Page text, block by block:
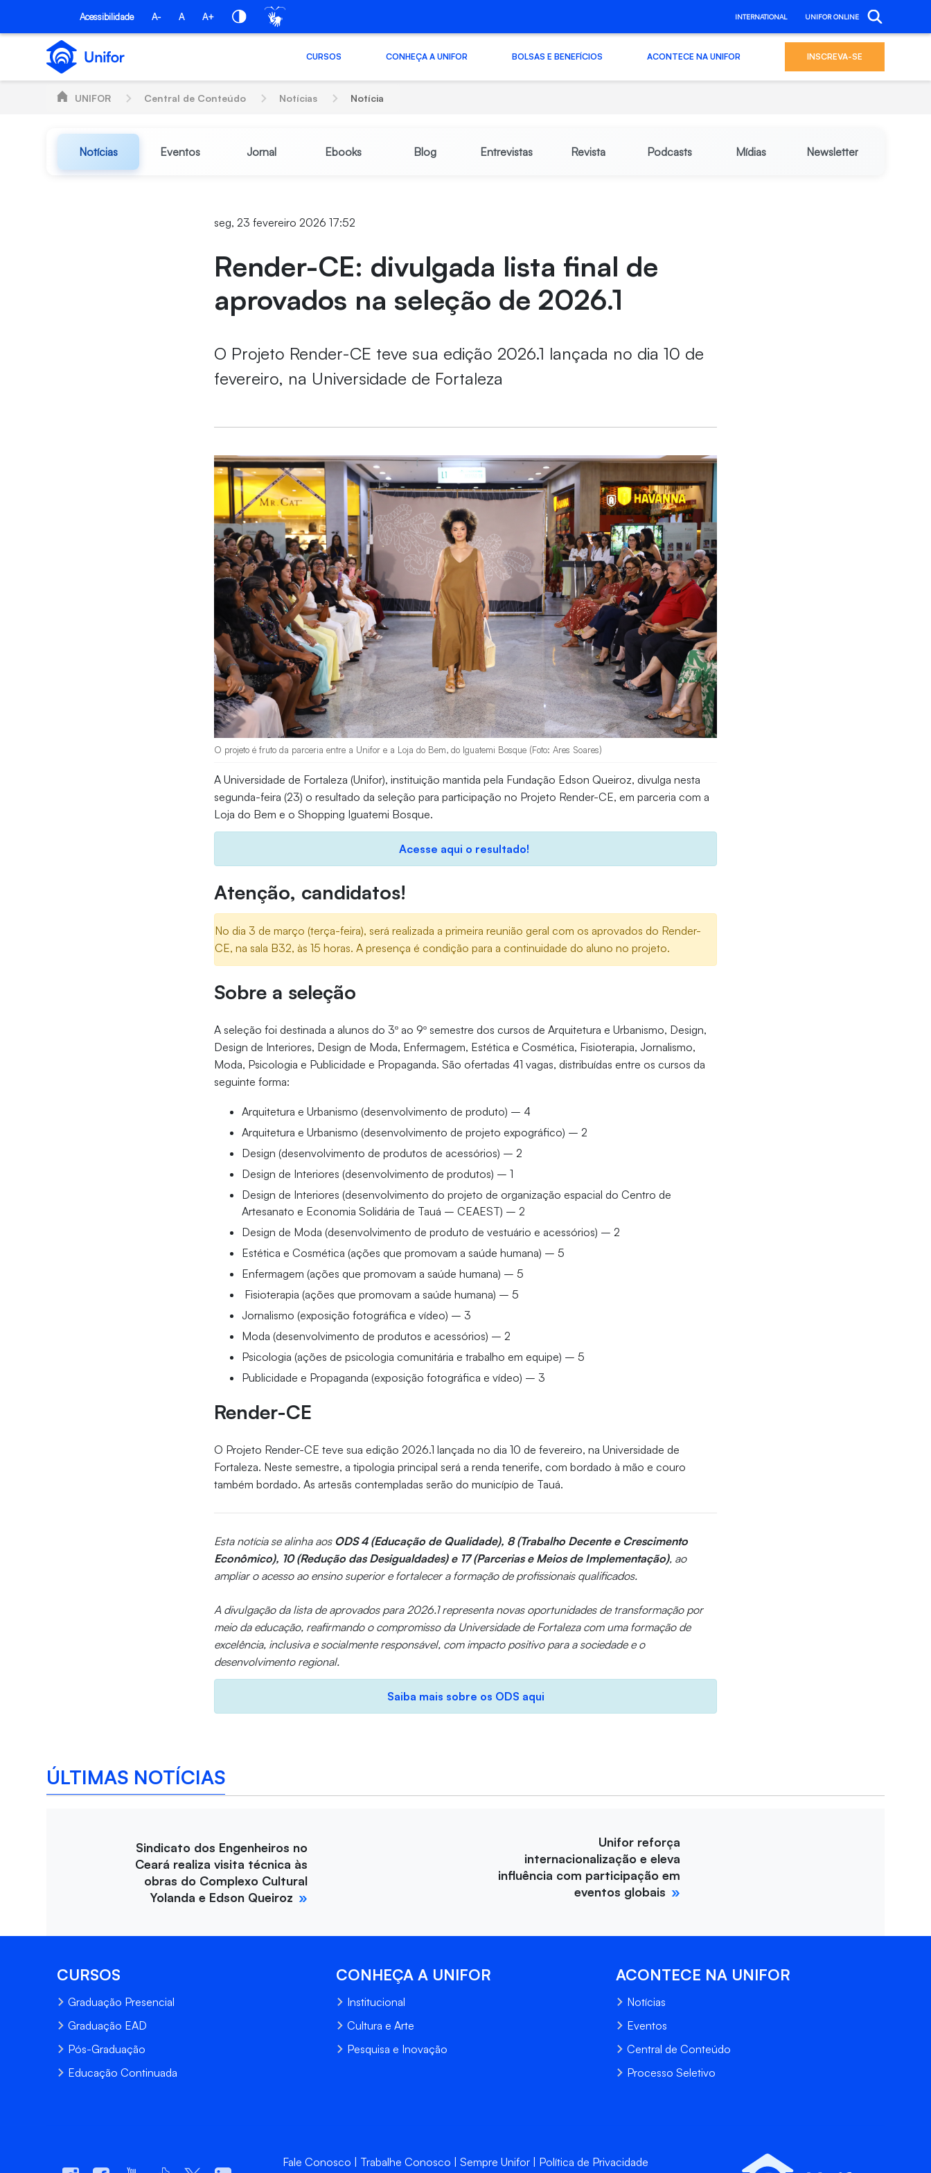
Pular para o Conteúdo principal
Acessibilidade A- A A+ INTERNATIONAL UNIFOR ONLINE
CURSOS CONHEÇA A UNIFOR BOLSAS E BENEFÍCIOS ACONTECE NA UNIFOR INSCREVA-SE
UNIFOR Central de Conteúdo Notícias Notícia
Notícias Eventos Jornal Ebooks Blog Entrevistas Revista Podcasts Mídias Newsletter
seg, 23 fevereiro 2026 17:52
Render-CE: divulgada lista final de
aprovados na seleção de 2026.1
O Projeto Render-CE teve sua edição 2026.1 lançada no dia 10 de
fevereiro, na Universidade de Fortaleza
O projeto é fruto da parceria entre a Unifor e a Loja do Bem, do Iguatemi Bosque (Foto: Ares Soares)
A Universidade de Fortaleza (Unifor), instituição mantida pela Fundação Edson Queiroz, divulga nesta
segunda-feira (23) o resultado da seleção para participação no Projeto Render-CE, em parceria com a
Loja do Bem e o Shopping Iguatemi Bosque.
Acesse aqui o resultado!
Atenção, candidatos!
No dia 3 de março (terça-feira), será realizada a primeira reunião geral com os aprovados do Render-
CE, na sala B32, às 15 horas. A presença é condição para a continuidade do aluno no projeto.
Sobre a seleção
A seleção foi destinada a alunos do 3º ao 9º semestre dos cursos de Arquitetura e Urbanismo, Design,
Design de Interiores, Design de Moda, Enfermagem, Estética e Cosmética, Fisioterapia, Jornalismo,
Moda, Psicologia e Publicidade e Propaganda. São ofertadas 41 vagas, distribuídas entre os cursos da
seguinte forma:
Arquitetura e Urbanismo (desenvolvimento de produto) – 4
Arquitetura e Urbanismo (desenvolvimento de projeto expográfico) – 2
Design (desenvolvimento de produtos de acessórios) – 2
Design de Interiores (desenvolvimento de produtos) – 1
Design de Interiores (desenvolvimento do projeto de organização espacial do Centro de
Artesanato e Economia Solidária de Tauá – CEAEST) – 2
Design de Moda (desenvolvimento de produto de vestuário e acessórios) – 2
Estética e Cosmética (ações que promovam a saúde humana) – 5
Enfermagem (ações que promovam a saúde humana) – 5
Fisioterapia (ações que promovam a saúde humana) – 5
Jornalismo (exposição fotográfica e vídeo) – 3
Moda (desenvolvimento de produtos e acessórios) – 2
Psicologia (ações de psicologia comunitária e trabalho em equipe) – 5
Publicidade e Propaganda (exposição fotográfica e vídeo) – 3
Render-CE
O Projeto Render-CE teve sua edição 2026.1 lançada no dia 10 de fevereiro, na Universidade de
Fortaleza. Neste semestre, a tipologia principal será a renda tenerife, com bordado à mão e couro
também bordado. As artesãs contempladas serão do município de Tauá.
Esta notícia se alinha aosODS 4 (Educação de Qualidade), 8 (Trabalho Decente e Crescimento
Econômico), 10 (Redução das Desigualdades) e 17 (Parcerias e Meios de Implementação), ao
ampliar o acesso ao ensino superior e fortalecer a formação de profissionais qualificados.
A divulgação da lista de aprovados para 2026.1 representa novas oportunidades de transformação por
meio da educação, reafirmando o compromisso da Universidade de Fortaleza com uma formação de
excelência, inclusiva e socialmente responsável, com impacto positivo para a sociedade e o
desenvolvimento regional.
Saiba mais sobre os ODS aqui
ÚLTIMAS NOTÍCIAS
Sindicato dos Engenheiros no
Ceará realiza visita técnica às
obras do Complexo Cultural
Yolanda e Edson Queiroz
Unifor reforça
internacionalização e eleva
influência com participação em
eventos globais
CURSOS
Graduação Presencial
Graduação EAD
Pós-Graduação
Educação Continuada
CONHEÇA A UNIFOR
Institucional
Cultura e Arte
Pesquisa e Inovação
ACONTECE NA UNIFOR
Notícias
Eventos
Central de Conteúdo
Processo Seletivo
Fale Conosco Trabalhe Conosco Sempre Unifor Política de Privacidade